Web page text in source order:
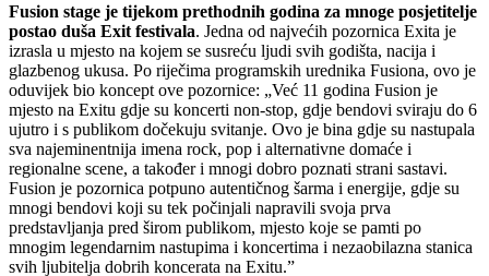
Fusion stage je tijekom prethodnih godina za mnoge posjetitelje
postao duša Exit festivala. Jedna od najvećih pozornica Exita je
izrasla u mjesto na kojem se susreću ljudi svih godišta, nacija i
glazbenog ukusa. Po riječima programskih urednika Fusiona, ovo je
oduvijek bio koncept ove pozornice: „Već 11 godina Fusion je
mjesto na Exitu gdje su koncerti non-stop, gdje bendovi sviraju do 6
ujutro i s publikom dočekuju svitanje. Ovo je bina gdje su nastupala
sva najeminentnija imena rock, pop i alternativne domaće i
regionalne scene, a također i mnogi dobro poznati strani sastavi.
Fusion je pozornica potpuno autentičnog šarma i energije, gdje su
mnogi bendovi koji su tek počinjali napravili svoja prva
predstavljanja pred širom publikom, mjesto koje se pamti po
mnogim legendarnim nastupima i koncertima i nezaobilazna stanica
svih ljubitelja dobrih koncerata na Exitu.”